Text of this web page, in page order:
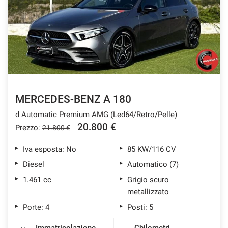
ASSISTENZA POST VENDITA
CONTATTI
NEWS
AREA COMMERCIANTI
MERCEDES-BENZ A 180
d Automatic Premium AMG (Led64/Retro/Pelle)
Prezzo: 21.800 € 20.800 €
Iva esposta: No
85 KW/116 CV
Diesel
Automatico (7)
1.461 cc
Grigio scuro
metallizzato
Porte: 4
Posti: 5
tracciamento
che
adottiamo
per
offrire
le
funzionalità
e
le
attività
di
seguito
Per
maggiori
informazioni
sul